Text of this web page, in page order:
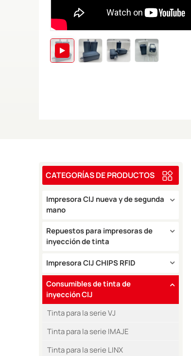
CATEGORÍAS DE PRODUCTOS
Impresora CIJ nueva y de segunda
mano
Repuestos para impresoras de
inyección de tinta
Impresora CIJ CHIPS RFID
Consumibles de tinta de
inyección CIJ
Tinta para la serie VJ
Tinta para la serie IMAJE
Tinta para la serie LINX